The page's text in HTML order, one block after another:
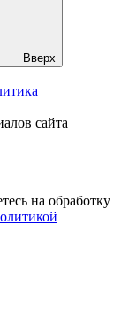
Вверх
сайта
на обработку